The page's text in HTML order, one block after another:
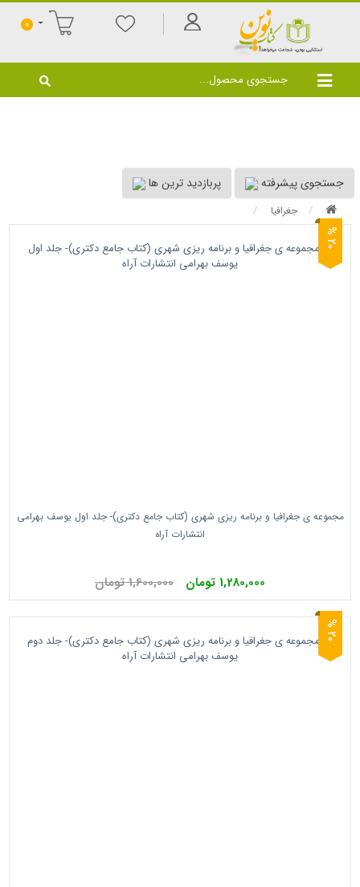
0
جستجوی پیشرفته پربازدید ترین ها
جغرافیا
مجموعه ی جغرافیا و برنامه ریزی شهری (کتاب جامع دکتری)- جلد اول یوسف بهرامی
انتشارات آراه
1,280,000 تومان 1,600,000 تومان
2
0
%
2
0
%